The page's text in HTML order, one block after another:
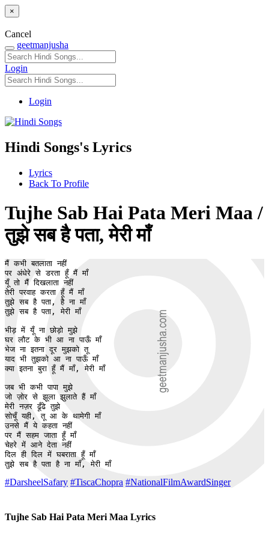
×
Cancel
geetmanjusha
Login
Login
Hindi Songs's Lyrics
Lyrics
Back To Profile
Tujhe Sab Hai Pata Meri Maa /
तुझे सब है पता, मेरी माँ
मैं कभी बतलाता नहीं
पर अंधेरे से डरता हूँ मैं माँ
यूँ तो मैं दिखलाता नहीं
तेरी परवाह करता हूँ मैं माँ
तुझे सब है पता, है ना माँ
तुझे सब है पता, मेरी माँ
भीड़ में यूँ ना छोड़ो मुझे
घर लौट के भी आ ना पाऊँ माँ
भेज ना इतना दूर मुझको तू
याद भी तुझको आ ना पाऊँ माँ
क्या इतना बुरा हूँ मैं माँ, मेरी माँ
जब भी कभी पापा मुझे
जो ज़ोर से झूला झुलाते हैं माँ
मेरी नज़र ढूँढे तुझे
सोचूँ यही, तू आ के थामेगी माँ
उनसे मैं ये कहता नहीं
पर मैं सहम जाता हूँ माँ
चेहरे में आने देता नहीं
दिल ही दिल में घबराता हूँ माँ
तुझे सब है पता है ना माँ, मेरी माँ
#DarsheelSafary #TiscaChopra #NationalFilmAwardSinger
Tujhe Sab Hai Pata Meri Maa Lyrics